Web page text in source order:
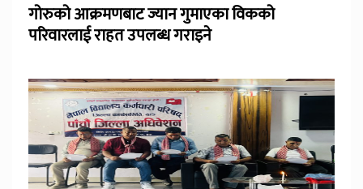
गोरुको आक्रमणबाट ज्यान गुमाएका विकको
परिवारलाई राहत उपलब्ध गराइने